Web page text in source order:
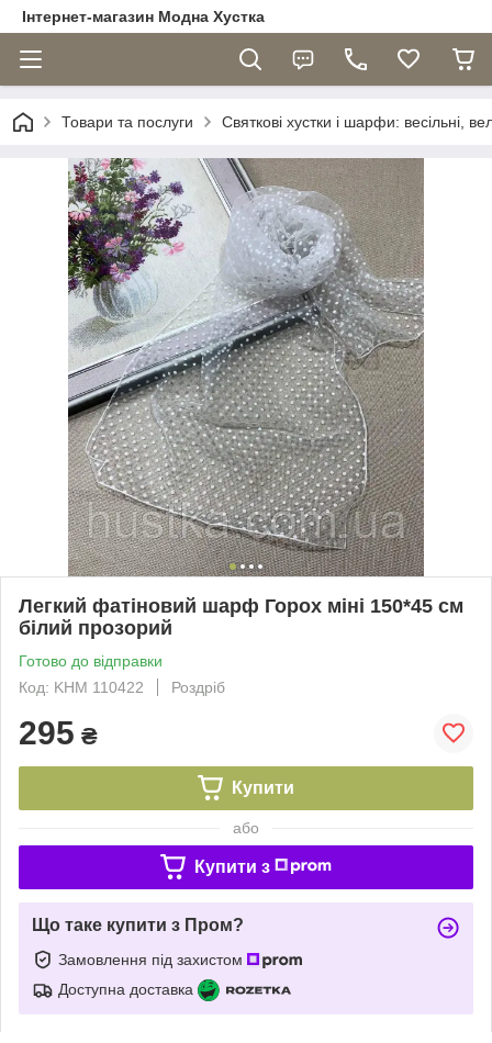
Інтернет-магазин Модна Хустка
Товари та послуги Святкові хустки і шарфи: весільні,
Легкий фатіновий шарф Горох міні 150*45 см
білий прозорий
Готово до відправки
Код: KHM 110422
Роздріб
295 ₴
Купити
або
Купити з
Що таке купити з Пром?
Замовлення під захистом
Доступна доставка